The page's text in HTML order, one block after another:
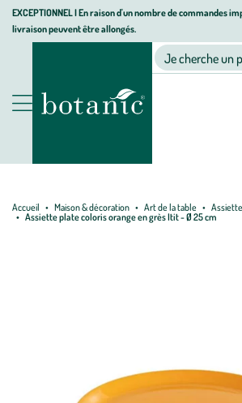
Aller
Aller
au
Aller
au
page
EXCEPTIONNEL I En raison d'un nombre de commandes
livraison peuvent être allongés.
Nos produits
Jardinerie écologique, animalerie,
Je cherche un
Accueil Maison & décoration Art de la table
Assiette plate coloris orange en grès Itit - Ø 25 cm